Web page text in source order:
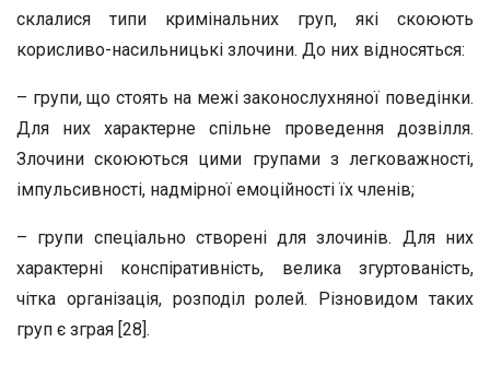
склалися типи кримінальних груп, які скоюють
корисливо-насильницькі злочини. До них відносяться:
– групи, що стоять на межі законослухняної поведінки.
Для них характерне спільне проведення дозвілля.
Злочини скоюються цими групами з легковажності,
імпульсивності, надмірної емоційності їх членів;
– групи спеціально створені для злочинів. Для них
характерні конспіративність, велика згуртованість,
чітка організація, розподіл ролей. Різновидом таких
груп є зграя [28].